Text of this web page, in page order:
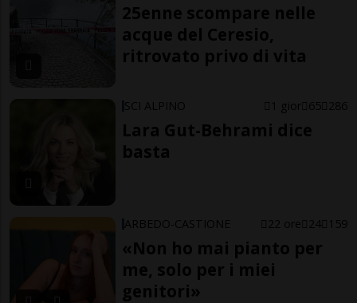
25enne scompare nelle
acque del Ceresio,
ritrovato privo di vita
SCI ALPINO 1 gior 65 286
Lara Gut-Behrami dice
basta
ARBEDO-CASTIONE 22 ore 24 159
«Non ho mai pianto per
me, solo per i miei
genitori»